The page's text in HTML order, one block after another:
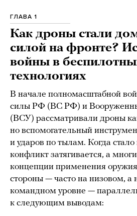
ГЛАВА 1
Как дроны стали
силой на фронте?
войны в
технологиях
В начале полномасштабной
силы РФ (ВС РФ) и
(ВСУ) рассматривали дроны
но вспомогательный
и ударов по тылам. Когда стало
конфликт затягивается, а
концепции применения
стороны — часто на низовом,
командном уровне —
к следующим выводам: